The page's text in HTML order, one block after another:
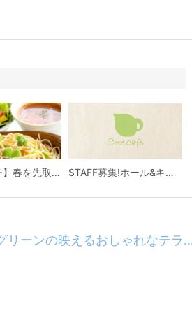
【3月ランチ】春を先取り♪店長イチオシ！そら豆と桜エビの春色パスタ STAFF募集!ホール&キッチン補助スタッフ
グリーンの映えるおしゃれなテラ